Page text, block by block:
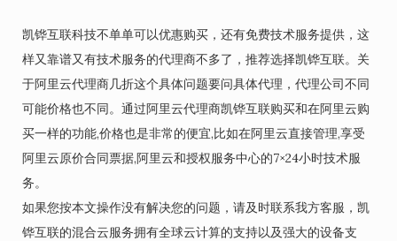
凯铧互联科技不单单可以优惠购买，还有免费技术服务提供，这
样又靠谱又有技术服务的代理商不多了，推荐选择凯铧互联。关
于阿里云代理商几折这个具体问题要问具体代理，代理公司不同
可能价格也不同。通过阿里云代理商凯铧互联购买和在阿里云购
买一样的功能,价格也是非常的便宜,比如在阿里云直接管理,享受
阿里云原价合同票据,阿里云和授权服务中心的7×24小时技术服
务。
如果您按本文操作没有解决您的问题，请及时联系我方客服，凯
铧互联的混合云服务拥有全球云计算的支持以及强大的设备支